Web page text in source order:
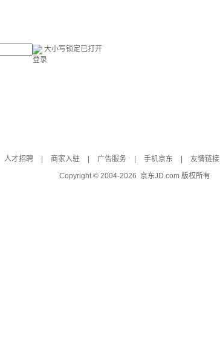
大小写锁定已打开
登录
人才招聘 商家入驻 广告服务 手机京东 友情链接
Copyright © 2004-2026 京东JD.com 版权所有